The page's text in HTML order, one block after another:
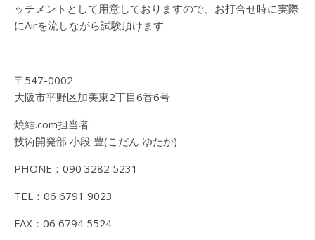
ッチメントとして用意しておりますので、お打合せ時に実際
にAirを流しながら試験頂けます
〒547-0002
大阪市平野区加美東2丁目6番6号
焼結.com担当者
技術開発部 小段 豊(こだん ゆたか)
PHONE：090 3282 5231
TEL：06 6791 9023
FAX：06 6794 5524